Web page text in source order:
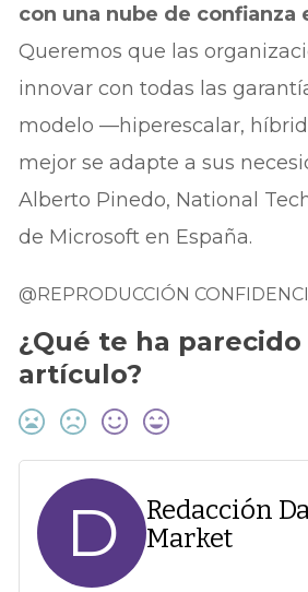
con una nube de confianza
Queremos que las
innovar con todas las
modelo —hiperescalar,
mejor se adapte a sus
Alberto Pinedo, National
de Microsoft en España.
@REPRODUCCIÓN
¿Qué te ha
artículo?
D
Redacción
Market